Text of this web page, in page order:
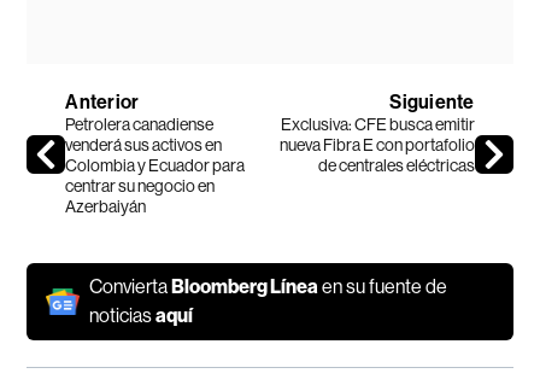
Anterior
Petrolera canadiense
venderá sus activos en
Colombia y Ecuador para
centrar su negocio en
Azerbaiyán
Siguiente
Exclusiva: CFE busca emitir
nueva Fibra E con portafolio
de centrales eléctricas
ConviertaBloomberg Líneaen su fuente de
noticiasaquí